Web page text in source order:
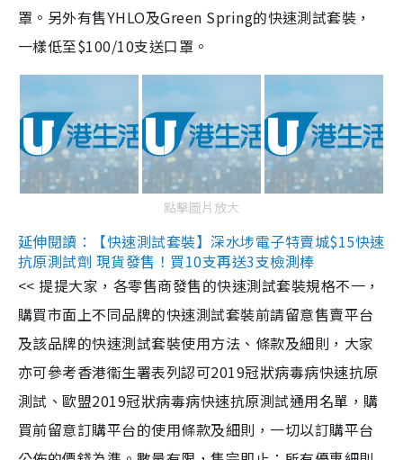
罩。另外有售YHLO及Green Spring的快速測試套裝，
一樣低至$100/10支送口罩。
點擊圖片放大
延伸閱讀：【快速測試套裝】深水埗電子特賣城$15快速
抗原測試劑 現貨發售！買10支再送3支檢測棒
<< 提提大家，各零售商發售的快速測試套裝規格不一，
購買市面上不同品牌的快速測試套裝前請留意售賣平台
及該品牌的快速測試套裝使用方法、條款及細則，大家
亦可參考香港衞生署表列認可2019冠狀病毒病快速抗原
測試、歐盟2019冠狀病毒病快速抗原測試通用名單，購
買前留意訂購平台的使用條款及細則，一切以訂購平台